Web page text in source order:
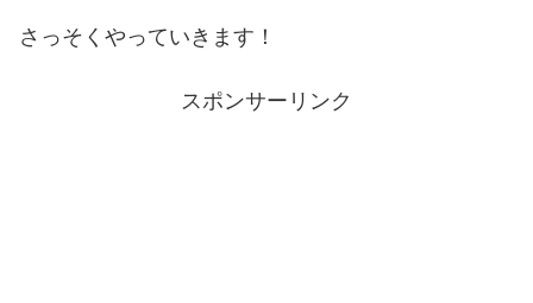
さっそくやっていきます！
スポンサーリンク